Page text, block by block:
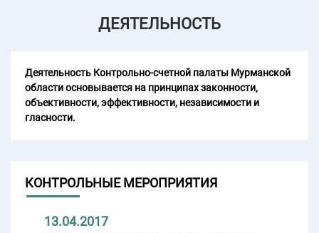
ДЕЯТЕЛЬНОСТЬ
Деятельность Контрольно-счетной палаты Мурманской
области основывается на принципах законности,
объективности, эффективности, независимости и
гласности.
КОНТРОЛЬНЫЕ МЕРОПРИЯТИЯ
13.04.2017